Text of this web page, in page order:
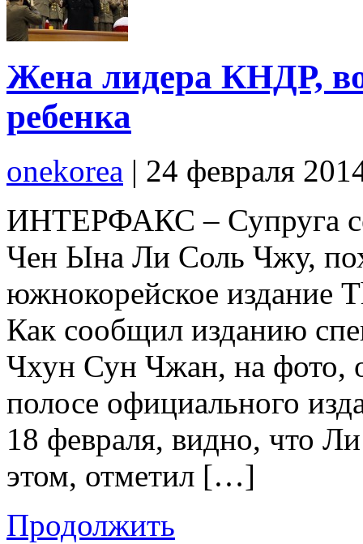
Жена лидера КНДР,
ребенка
onekorea | 24 февраля
ИНТЕРФАКС – Супруга
Чен Ына Ли Соль Чжу,
южнокорейское издание
Как сообщил изданию
Чхун Сун Чжан, на фото,
полосе официального
18 февраля, видно, что
этом, отметил […]
Продолжить